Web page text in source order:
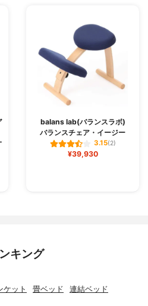
balans lab(バランスラボ)
バランスチェア・イージー
3.15(2)
¥39,930
キング
ケット 畳ベッド 連結ベッド